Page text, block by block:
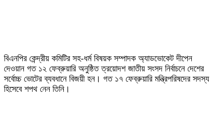
বিএনপির কেন্দ্রীয় কমিটির সহ-ধর্ম বিষয়ক সম্পাদক অ্যাডভোকেট দীপেন
দেওয়ান গত ১২ ফেব্রুয়ারি অনুষ্ঠিত ত্রয়োদশ জাতীয় সংসদ নির্বাচনে দেশের
সর্বোচ্চ ভোটের ব্যবধানে বিজয়ী হন। গত ১৭ ফেব্রুয়ারি মন্ত্রিপরিষদের সদস্য
হিসেবে শপথ নেন তিনি।